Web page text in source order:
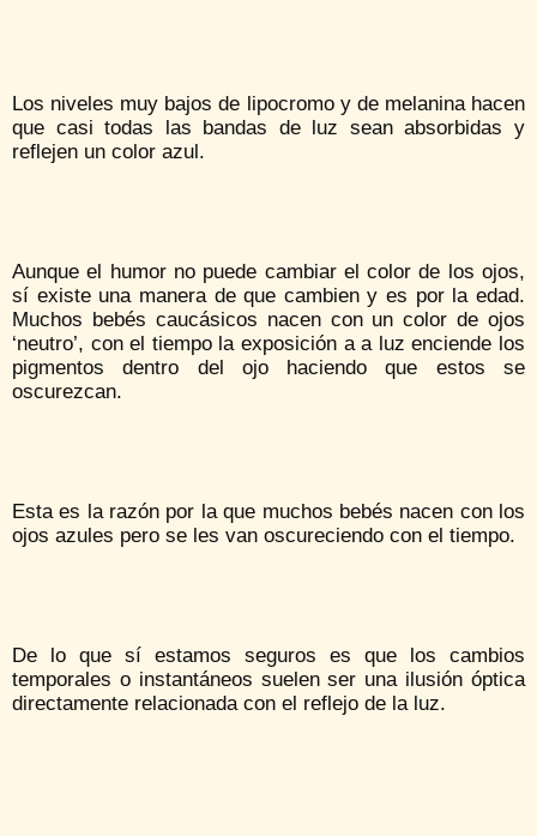
Los niveles muy bajos de lipocromo y de melanina hacen
que casi todas las bandas de luz sean absorbidas y
reflejen un color azul.
Aunque el humor no puede cambiar el color de los ojos,
sí existe una manera de que cambien y es por la edad.
Muchos bebés caucásicos nacen con un color de ojos
‘neutro’, con el tiempo la exposición a a luz enciende los
pigmentos dentro del ojo haciendo que estos se
oscurezcan.
Esta es la razón por la que muchos bebés nacen con los
ojos azules pero se les van oscureciendo con el tiempo.
De lo que sí estamos seguros es que los cambios
temporales o instantáneos suelen ser una ilusión óptica
directamente relacionada con el reflejo de la luz.